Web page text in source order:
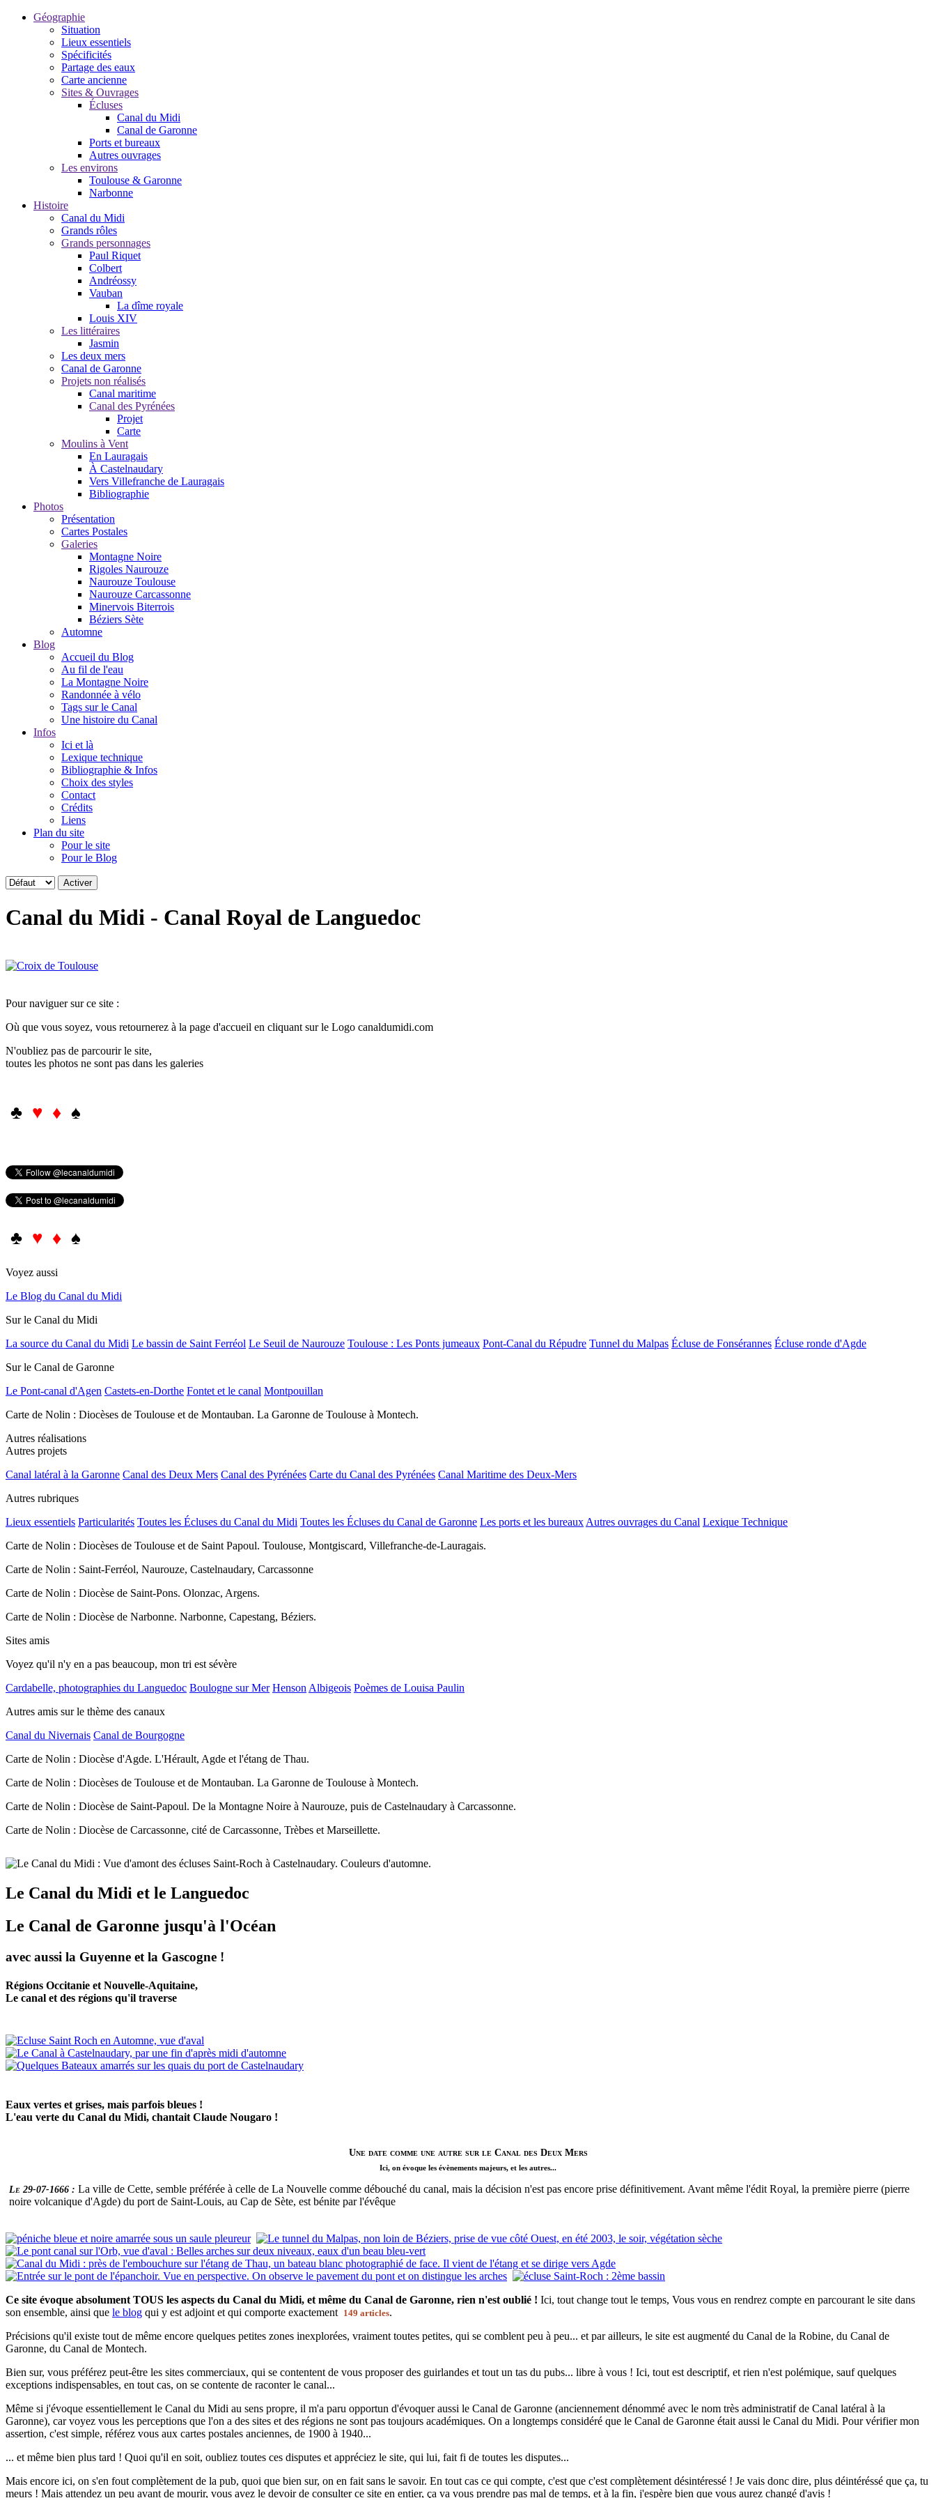
Géographie
Situation
Lieux essentiels
Spécificités
Partage des eaux
Carte ancienne
Sites & Ouvrages
Écluses
Canal du Midi
Canal de Garonne
Ports et bureaux
Autres ouvrages
Les environs
Toulouse & Garonne
Narbonne
Histoire
Canal du Midi
Grands rôles
Grands personnages
Paul Riquet
Colbert
Andréossy
Vauban
La dîme royale
Louis XIV
Les littéraires
Jasmin
Les deux mers
Canal de Garonne
Projets non réalisés
Canal maritime
Canal des Pyrénées
Projet
Carte
Moulins à Vent
En Lauragais
À Castelnaudary
Vers Villefranche de Lauragais
Bibliographie
Photos
Présentation
Cartes Postales
Galeries
Montagne Noire
Rigoles Naurouze
Naurouze Toulouse
Naurouze Carcassonne
Minervois Biterrois
Béziers Sète
Automne
Blog
Accueil du Blog
Au fil de l'eau
La Montagne Noire
Randonnée à vélo
Tags sur le Canal
Une histoire du Canal
Infos
Ici et là
Lexique technique
Bibliographie & Infos
Choix des styles
Contact
Crédits
Liens
Plan du site
Pour le site
Pour le Blog
Canal du Midi - Canal Royal de Languedoc
Pour naviguer sur ce site :
Où que vous soyez, vous retournerez à la page d'accueil en cliquant sur le Logo canaldumidi.com
N'oubliez pas de parcourir le site,
toutes les photos ne sont pas dans les galeries
♣ ♥ ♦ ♠
♣ ♥ ♦ ♠
Voyez aussi
Le Blog du Canal du Midi
Sur le Canal du Midi
La source du Canal du Midi Le bassin de Saint Ferréol Le Seuil de Naurouze Toulouse : Les Ponts jumeaux Pont-Canal du Répudre Tunnel du Malpas Écluse de Fonsérannes Écluse ronde d'Agde
Sur le Canal de Garonne
Le Pont-canal d'Agen Castets-en-Dorthe Fontet et le canal Montpouillan
Carte de Nolin : Diocèses de Toulouse et de Montauban. La Garonne de Toulouse à Montech.
Autres réalisations
Autres projets
Canal latéral à la Garonne Canal des Deux Mers Canal des Pyrénées Carte du Canal des Pyrénées Canal Maritime des Deux-Mers
Autres rubriques
Lieux essentiels Particularités Toutes les Écluses du Canal du Midi Toutes les Écluses du Canal de Garonne Les ports et les bureaux Autres ouvrages du Canal Lexique Technique
Carte de Nolin : Diocèses de Toulouse et de Saint Papoul. Toulouse, Montgiscard, Villefranche-de-Lauragais.
Carte de Nolin : Saint-Ferréol, Naurouze, Castelnaudary, Carcassonne
Carte de Nolin : Diocèse de Saint-Pons. Olonzac, Argens.
Carte de Nolin : Diocèse de Narbonne. Narbonne, Capestang, Béziers.
Sites amis
Voyez qu'il n'y en a pas beaucoup, mon tri est sévère
Cardabelle, photographies du Languedoc Boulogne sur Mer Henson Albigeois Poèmes de Louisa Paulin
Autres amis sur le thème des canaux
Canal du Nivernais Canal de Bourgogne
Carte de Nolin : Diocèse d'Agde. L'Hérault, Agde et l'étang de Thau.
Carte de Nolin : Diocèses de Toulouse et de Montauban. La Garonne de Toulouse à Montech.
Carte de Nolin : Diocèse de Saint-Papoul. De la Montagne Noire à Naurouze, puis de Castelnaudary à Carcassonne.
Carte de Nolin : Diocèse de Carcassonne, cité de Carcassonne, Trèbes et Marseillette.
Le Canal du Midi et le Languedoc
Le Canal de Garonne jusqu'à l'Océan
avec aussi la Guyenne et la Gascogne !
Régions Occitanie et Nouvelle-Aquitaine,
Le canal et des régions qu'il traverse
Eaux vertes et grises, mais parfois bleues !
L'eau verte du Canal du Midi, chantait Claude Nougaro !
Une date comme une autre sur le Canal des Deux Mers
Ici, on évoque les évènements majeurs, et les autres...
Le 29-07-1666 : La ville de Cette, semble préférée à celle de La Nouvelle comme débouché du canal, mais la décision n'est pas encore prise définitivement. Avant même l'édit Royal, la première pierre (pierre
noire volcanique d'Agde) du port de Saint-Louis, au Cap de Sète, est bénite par l'évêque
Ce site évoque absolument TOUS les aspects du Canal du Midi, et même du Canal de Garonne, rien n'est oublié ! Ici, tout change tout le temps, Vous vous en rendrez compte en parcourant le site dans
son ensemble, ainsi que le blog qui y est adjoint et qui comporte exactement 149 articles.
Précisions qu'il existe tout de même encore quelques petites zones inexplorées, vraiment toutes petites, qui se comblent peu à peu... et par ailleurs, le site est augmenté du Canal de la Robine, du Canal de
Garonne, du Canal de Montech.
Bien sur, vous préférez peut-être les sites commerciaux, qui se contentent de vous proposer des guirlandes et tout un tas du pubs... libre à vous ! Ici, tout est descriptif, et rien n'est polémique, sauf quelques
exceptions indispensables, en tout cas, on se contente de raconter le canal...
Même si j'évoque essentiellement le Canal du Midi au sens propre, il m'a paru opportun d'évoquer aussi le Canal de Garonne (anciennement dénommé avec le nom très administratif de Canal latéral à la
Garonne), car voyez vous les perceptions que l'on a des sites et des régions ne sont pas toujours académiques. On a longtemps considéré que le Canal de Garonne était aussi le Canal du Midi. Pour vérifier mon
assertion, c'est simple, référez vous aux cartes postales anciennes, de 1900 à 1940...
... et même bien plus tard ! Quoi qu'il en soit, oubliez toutes ces disputes et appréciez le site, qui lui, fait fi de toutes les disputes...
Mais encore ici, on s'en fout complètement de la pub, quoi que bien sur, on en fait sans le savoir. En tout cas ce qui compte, c'est que c'est complètement désintéressé ! Je vais donc dire, plus déintéréssé que ça, tu
meurs ! Mais attendez un peu avant de mourir, vous avez le devoir de consulter ce site en entier, ça va vous prendre pas mal de temps, et à la fin, j'espère bien que vous aurez changé d'avis !